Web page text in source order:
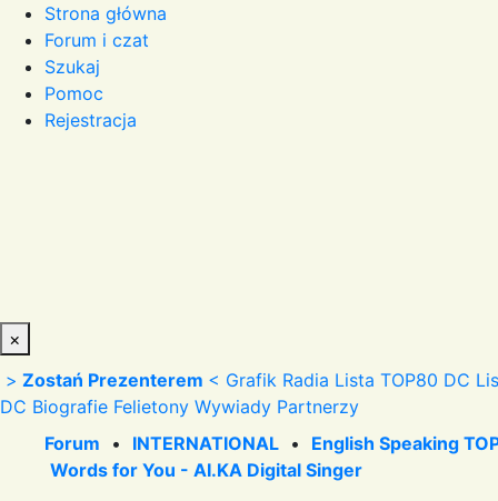
Strona główna
Forum i czat
Szukaj
Pomoc
Rejestracja
×
> Zostań Prezenterem < Grafik Radia Lista TOP80 DC
DC Biografie Felietony Wywiady Partnerzy
Forum • INTERNATIONAL • English Speaking
Words for You - AI.KA Digital Singer